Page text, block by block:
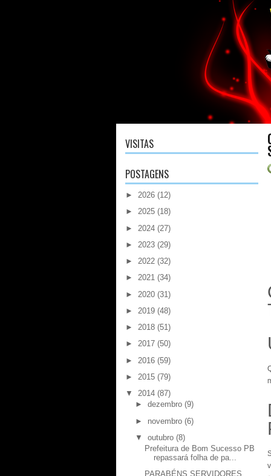
VISITAS
POSTAGENS
► 2026 (12)
► 2025 (18)
► 2024 (27)
► 2023 (29)
► 2022 (32)
► 2021 (34)
► 2020 (31)
► 2019 (48)
► 2018 (51)
► 2017 (50)
► 2016 (59)
► 2015 (79)
▼
2014 (87)
► dezembro (9)
► novembro (6)
▼
outubro (8)
Prefeitura de Bom Sucesso PB
repassará folha de pa...
PARABÉNS SERVIDORES